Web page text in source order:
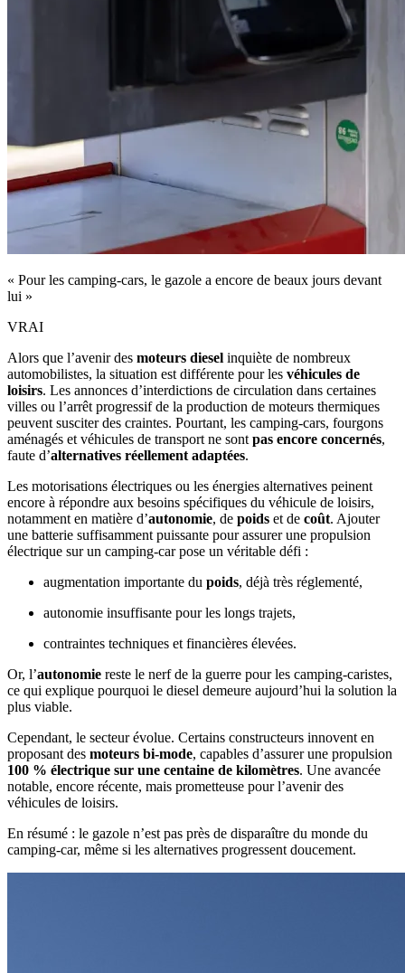
« Pour les camping-cars, le gazole a encore de beaux jours devant
lui »
VRAI
Alors que l’avenir des moteurs diesel inquiète de nombreux
automobilistes, la situation est différente pour les véhicules de
loisirs. Les annonces d’interdictions de circulation dans certaines
villes ou l’arrêt progressif de la production de moteurs thermiques
peuvent susciter des craintes. Pourtant, les camping‑cars, fourgons
aménagés et véhicules de transport ne sont pas encore concernés,
faute d’alternatives réellement adaptées.
Les motorisations électriques ou les énergies alternatives peinent
encore à répondre aux besoins spécifiques du véhicule de loisirs,
notamment en matière d’autonomie, de poids et de coût. Ajouter
une batterie suffisamment puissante pour assurer une propulsion
électrique sur un camping‑car pose un véritable défi :
augmentation importante du poids, déjà très réglementé,
autonomie insuffisante pour les longs trajets,
contraintes techniques et financières élevées.
Or, l’autonomie reste le nerf de la guerre pour les camping‑caristes,
ce qui explique pourquoi le diesel demeure aujourd’hui la solution la
plus viable.
Cependant, le secteur évolue. Certains constructeurs innovent en
proposant des moteurs bi‑mode, capables d’assurer une propulsion
100 % électrique sur une centaine de kilomètres. Une avancée
notable, encore récente, mais prometteuse pour l’avenir des
véhicules de loisirs.
En résumé : le gazole n’est pas près de disparaître du monde du
camping‑car, même si les alternatives progressent doucement.